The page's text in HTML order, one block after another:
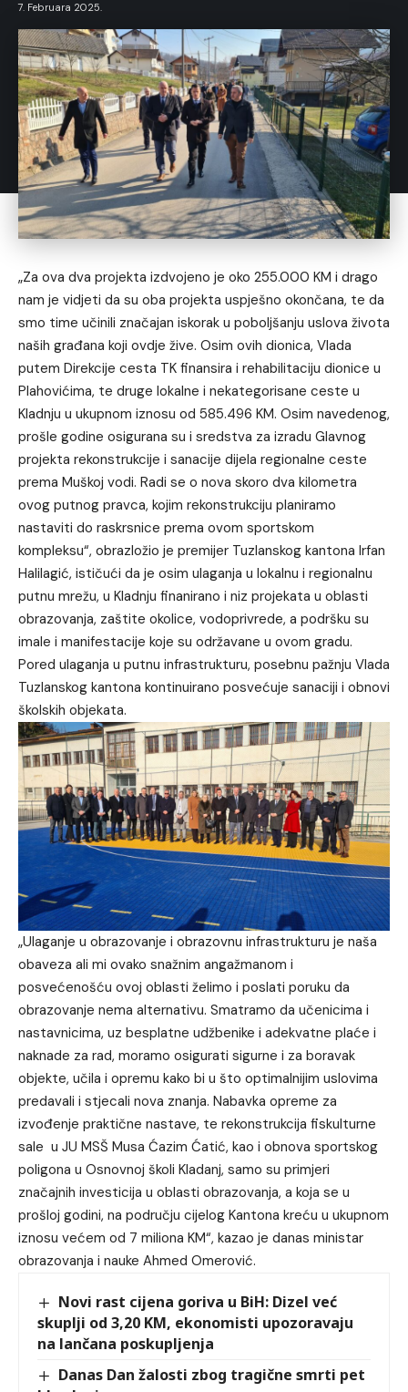
7. Februara 2025.
„Za ova dva projekta izdvojeno je oko 255.000 KM i drago
nam je vidjeti da su oba projekta uspješno okončana, te da
smo time učinili značajan iskorak u poboljšanju uslova života
naših građana koji ovdje žive. Osim ovih dionica, Vlada
putem Direkcije cesta TK finansira i rehabilitaciju dionice u
Plahovićima, te druge lokalne i nekategorisane ceste u
Kladnju u ukupnom iznosu od 585.496 KM. Osim navedenog,
prošle godine osigurana su i sredstva za izradu Glavnog
projekta rekonstrukcije i sanacije dijela regionalne ceste
prema Muškoj vodi. Radi se o nova skoro dva kilometra
ovog putnog pravca, kojim rekonstrukciju planiramo
nastaviti do raskrsnice prema ovom sportskom
kompleksu“, obrazložio je premijer Tuzlanskog kantona Irfan
Halilagić, ističući da je osim ulaganja u lokalnu i regionalnu
putnu mrežu, u Kladnju finanirano i niz projekata u oblasti
obrazovanja, zaštite okolice, vodoprivrede, a podršku su
imale i manifestacije koje su održavane u ovom gradu.
Pored ulaganja u putnu infrastrukturu, posebnu pažnju Vlada
Tuzlanskog kantona kontinuirano posvećuje sanaciji i obnovi
školskih objekata.
„Ulaganje u obrazovanje i obrazovnu infrastrukturu je naša
obaveza ali mi ovako snažnim angažmanom i
posvećenošću ovoj oblasti želimo i poslati poruku da
obrazovanje nema alternativu. Smatramo da učenicima i
nastavnicima, uz besplatne udžbenike i adekvatne plaće i
naknade za rad, moramo osigurati sigurne i za boravak
objekte, učila i opremu kako bi u što optimalnijim uslovima
predavali i stjecali nova znanja. Nabavka opreme za
izvođenje praktične nastave, te rekonstrukcija fiskulturne
sale u JU MSŠ Musa Ćazim Ćatić, kao i obnova sportskog
poligona u Osnovnoj školi Kladanj, samo su primjeri
značajnih investicija u oblasti obrazovanja, a koja se u
prošloj godini, na području cijelog Kantona kreću u ukupnom
iznosu većem od 7 miliona KM“, kazao je danas ministar
obrazovanja i nauke Ahmed Omerović.
Novi rast cijena goriva u BiH: Dizel već
skuplji od 3,20 KM, ekonomisti upozoravaju
na lančana poskupljenja
Danas Dan žalosti zbog tragične smrti pet